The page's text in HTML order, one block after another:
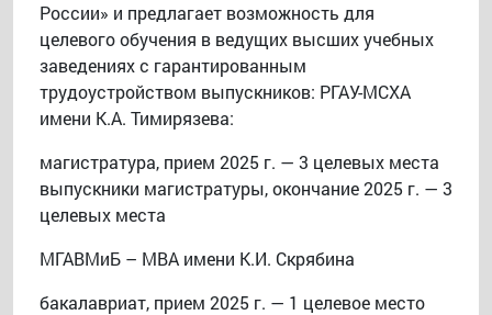
России» и предлагает возможность для
целевого обучения в ведущих высших учебных
заведениях с гарантированным
трудоустройством выпускников: РГАУ-МСХА
имени К.А. Тимирязева:
магистратура, прием 2025 г. — 3 целевых места
выпускники магистратуры, окончание 2025 г. — 3
целевых места
МГАВМиБ – МВА имени К.И. Скрябина
бакалавриат, прием 2025 г. — 1 целевое место